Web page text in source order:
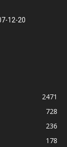
12-20
2471
728
236
178